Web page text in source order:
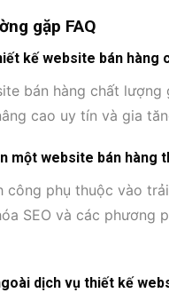
gặp FAQ
kế website bán hàng
bán hàng chất lượng
cao uy tín và gia
một website bán hàng
công phụ thuộc vào
SEO và các phương
dịch vụ thiết kế